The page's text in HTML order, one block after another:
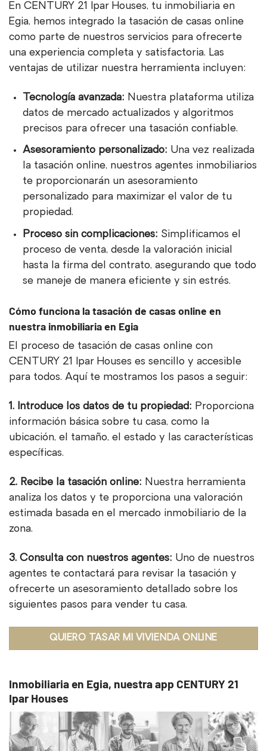
En CENTURY 21 Ipar Houses, tu inmobiliaria en
Egia, hemos integrado la tasación de casas online
como parte de nuestros servicios para ofrecerte
una experiencia completa y satisfactoria. Las
ventajas de utilizar nuestra herramienta incluyen:
Tecnología avanzada: Nuestra plataforma utiliza
datos de mercado actualizados y algoritmos
precisos para ofrecer una tasación confiable.
Asesoramiento personalizado: Una vez realizada
la tasación online, nuestros agentes inmobiliarios
te proporcionarán un asesoramiento
personalizado para maximizar el valor de tu
propiedad.
Proceso sin complicaciones: Simplificamos el
proceso de venta, desde la valoración inicial
hasta la firma del contrato, asegurando que todo
se maneje de manera eficiente y sin estrés.
Cómo funciona la tasación de casas online en
nuestra inmobiliaria en Egia
El proceso de tasación de casas online con
CENTURY 21 Ipar Houses es sencillo y accesible
para todos. Aquí te mostramos los pasos a seguir:
1. Introduce los datos de tu propiedad: Proporciona
información básica sobre tu casa, como la
ubicación, el tamaño, el estado y las características
específicas.
2. Recibe la tasación online: Nuestra herramienta
analiza los datos y te proporciona una valoración
estimada basada en el mercado inmobiliario de la
zona.
3. Consulta con nuestros agentes: Uno de nuestros
agentes te contactará para revisar la tasación y
ofrecerte un asesoramiento detallado sobre los
siguientes pasos para vender tu casa.
QUIERO TASAR MI VIVIENDA ONLINE
Inmobiliaria en Egia, nuestra app CENTURY 21
Ipar Houses